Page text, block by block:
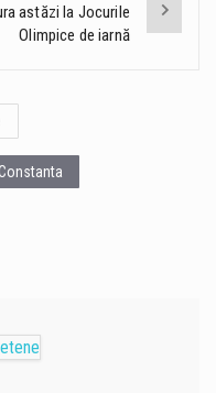
astăzi la Jocurile
Olimpice de iarnă